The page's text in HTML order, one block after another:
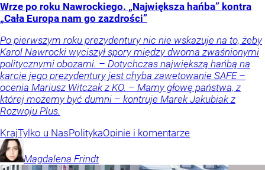
Wrze po roku Nawrockiego. „Największa hańba” kontra
„Cała Europa nam go zazdrości”
Po pierwszym roku prezydentury nic nie wskazuje na to, żeby
Karol Nawrocki wyciszył spory między dwoma zwaśnionymi
politycznymi obozami. – Dotychczas największą hańbą na
karcie jego prezydentury jest chyba zawetowanie SAFE –
ocenia Mariusz Witczak z KO. – Mamy głowę państwa, z
której możemy być dumni – kontruje Marek Jakubiak z
Rozwoju Plus.
KrajTylko u NasPolitykaOpinie i komentarze
Magdalena Frindt